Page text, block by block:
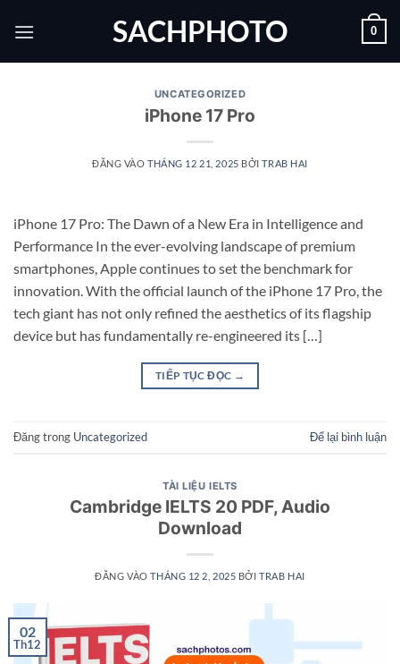
qua
SACHPHOTO 0
UNCATEGORIZED
iPhone 17 Pro
ĐĂNG VÀOTHÁNG 12 21, 2025 BỞITRAB HAI
iPhone 17 Pro: The Dawn of a New Era in Intelligence and
Performance In the ever-evolving landscape of premium
smartphones, Apple continues to set the benchmark for
innovation. With the official launch of the iPhone 17 Pro, the
tech giant has not only refined the aesthetics of its flagship
device but has fundamentally re-engineered its […]
TIẾP TỤC ĐỌC →
Đăng trong Uncategorized Để lại bình luận
TÀI LIỆU IELTS
Cambridge IELTS 20 PDF, Audio
Download
ĐĂNG VÀOTHÁNG 12 2, 2025 BỞITRAB HAI
02
Th12